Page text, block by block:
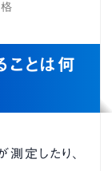
ことは何
定したり、